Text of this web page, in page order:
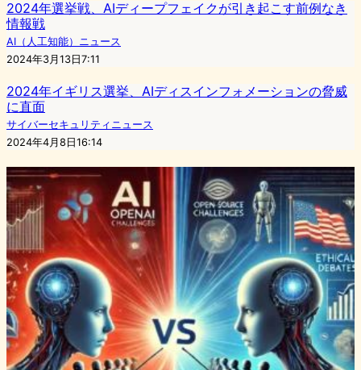
2024年選挙戦、AIディープフェイクが引き起こす前例なき
情報戦
AI（人工知能）ニュース
2024年3月13日7:11
2024年イギリス選挙、AIディスインフォメーションの脅威
に直面
サイバーセキュリティニュース
2024年4月8日16:14